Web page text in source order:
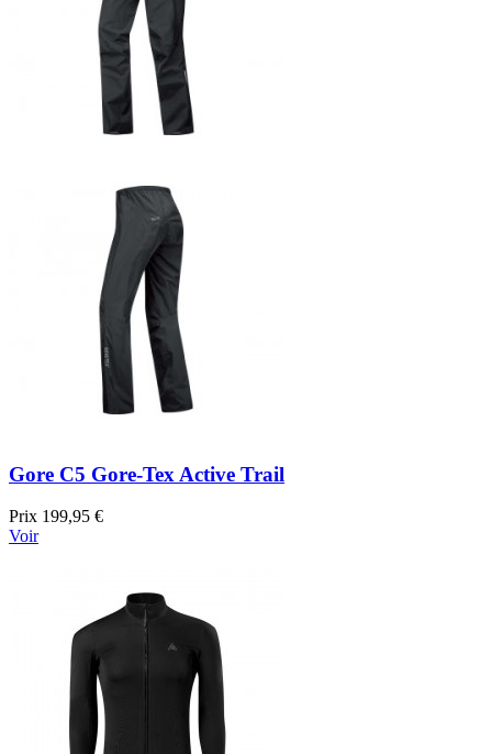
Gore C5 Gore-Tex Active Trail
Prix 199,95 €
Voir